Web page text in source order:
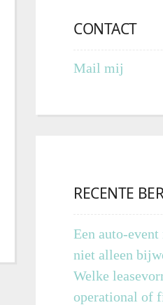
CONTACT
Mail mij
RECENTE
Een auto-
niet alleen
Welke
operational of